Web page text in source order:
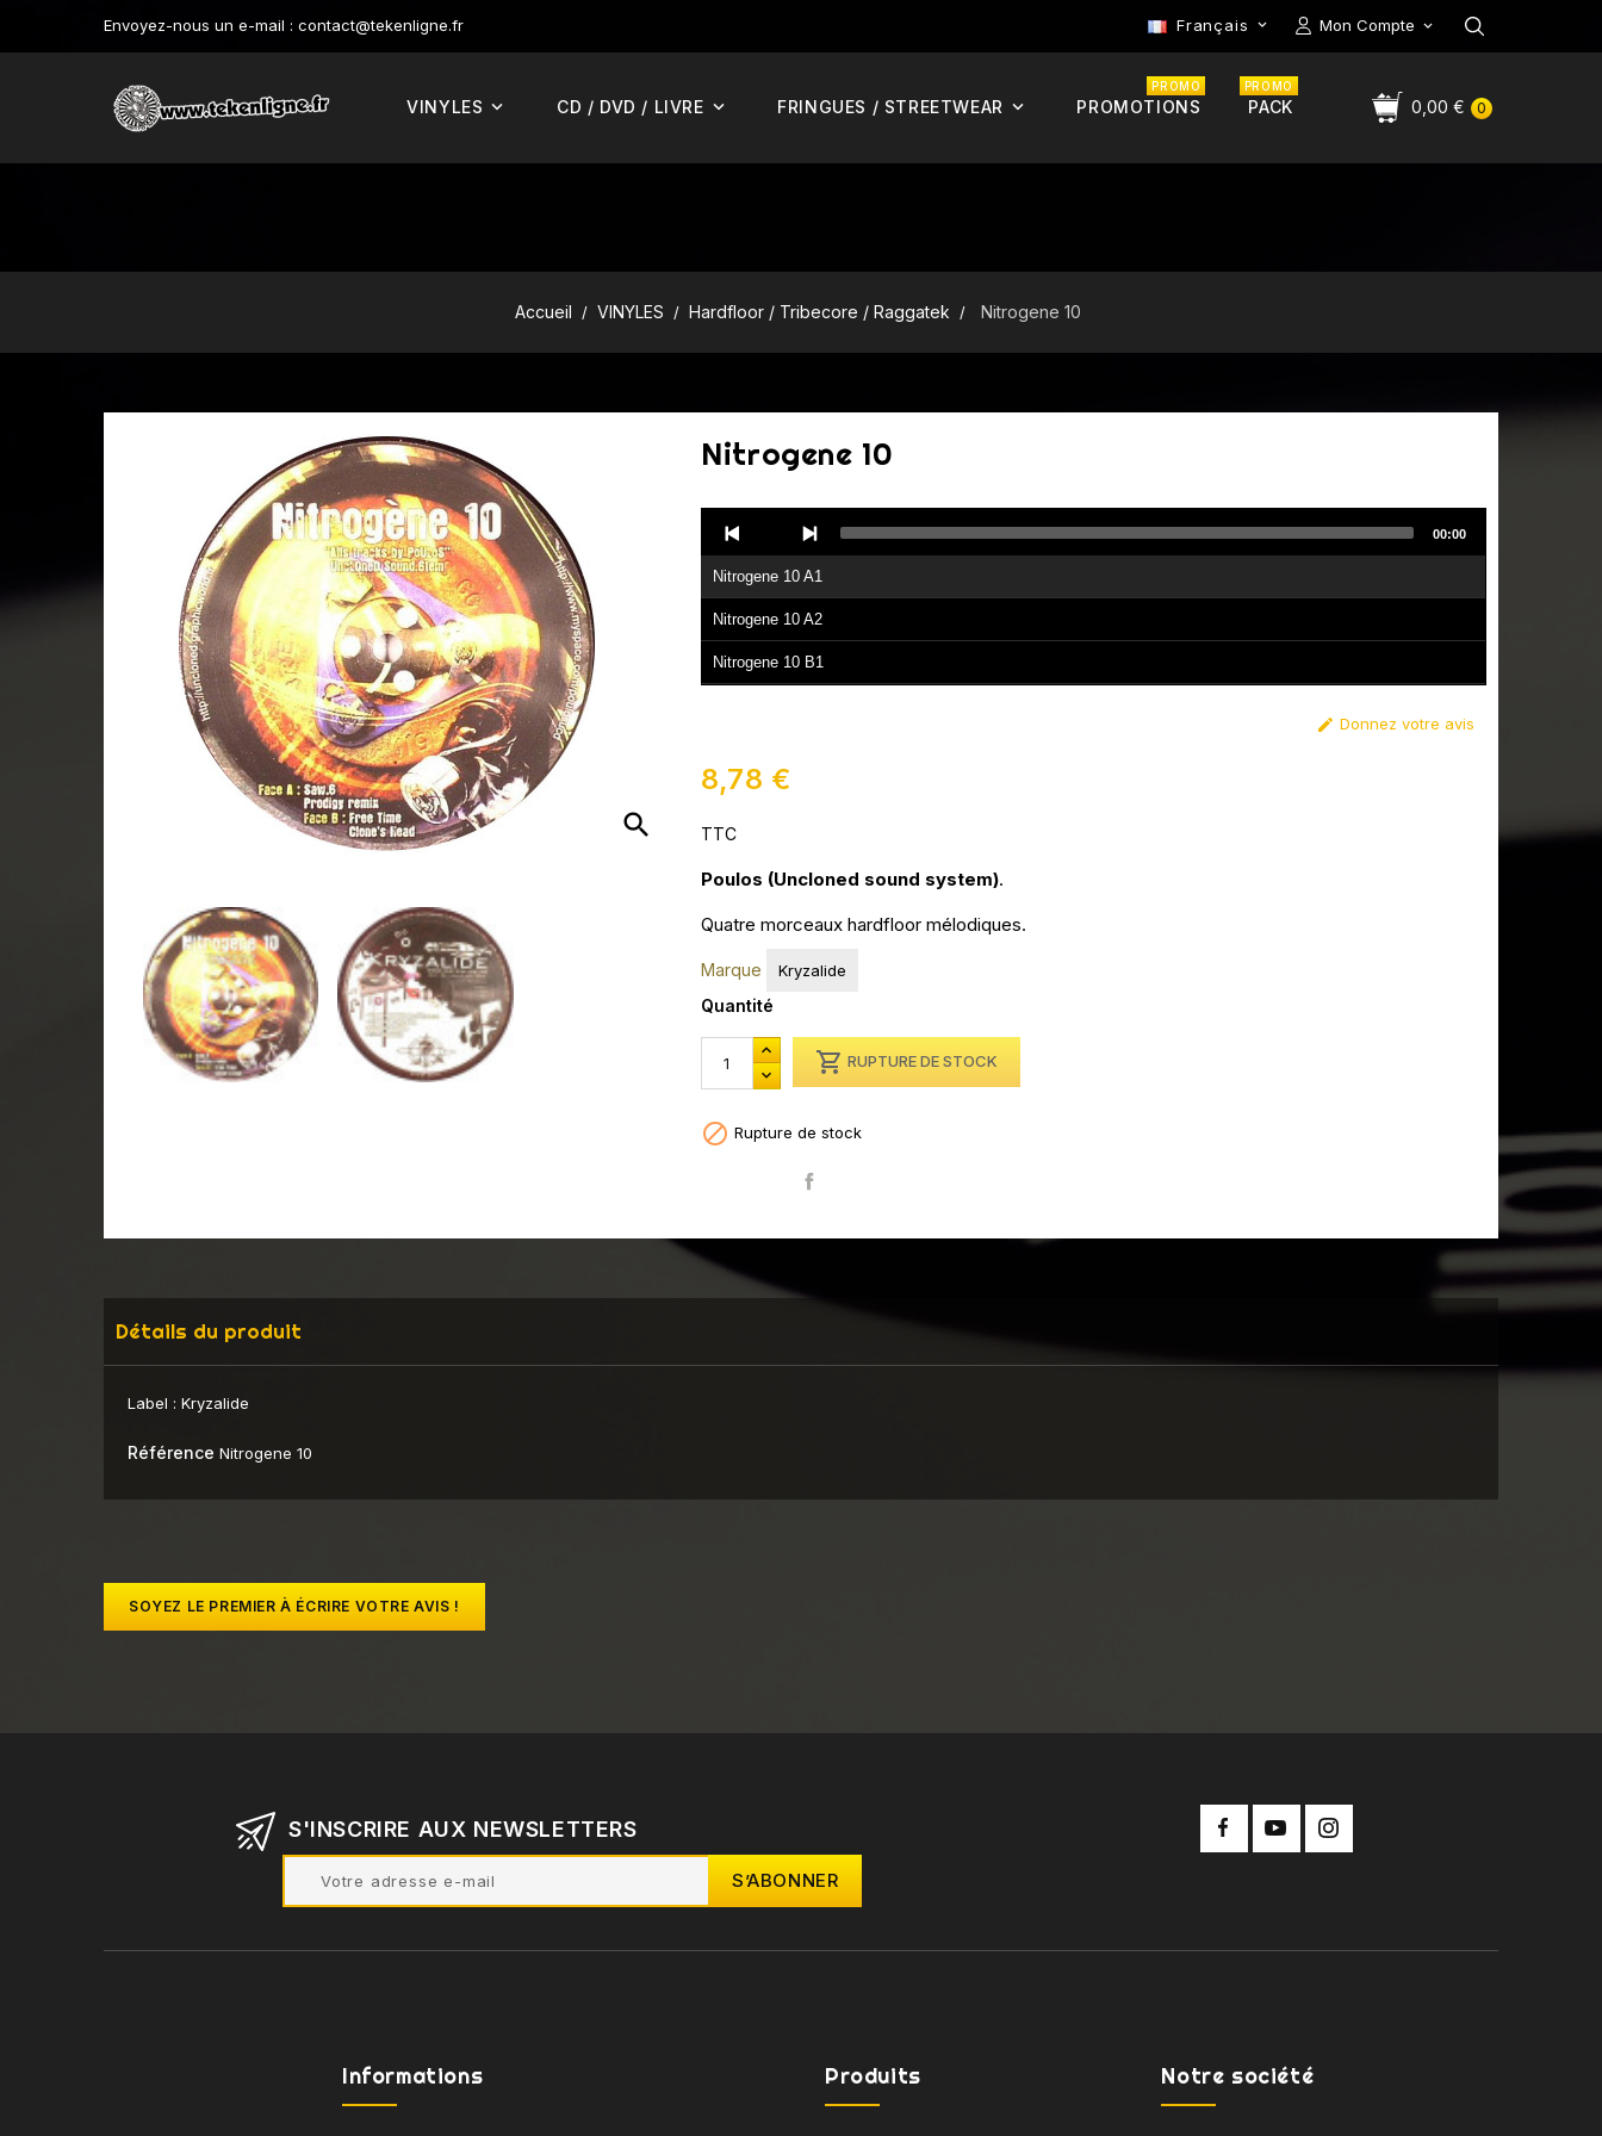
Envoyez-nous un e-mail : contact@tekenligne.fr Mon Compte
Français 
0
0,00 €
VINYLES CD / DVD / LIVRE FRINGUES / STREETWEAR PROMOTIONS
PROMO
PACK
PROMO
Accueil VINYLES Hardfloor / Tribecore / Raggatek Nitrogene 10
search
Nitrogene 10
Player
Nitrogene 10 A1
Nitrogene 10 A2
Nitrogene 10 B1
00:00
 Donnez votre avis
8,78 €
TTC
Poulos (Uncloned sound system).
Quatre morceaux hardfloor mélodiques.
Marque Kryzalide
Quantité
 RUPTURE DE STOCK
 Rupture de stock
Détails du produit
Label : Kryzalide
Référence Nitrogene 10
SOYEZ LE PREMIER À ÉCRIRE VOTRE AVIS !
S'INSCRIRE AUX NEWSLETTERS
Informations Produits Notre société